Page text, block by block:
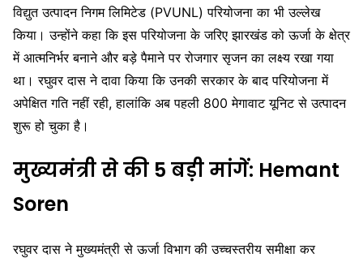
विद्युत उत्पादन निगम लिमिटेड (PVUNL) परियोजना का भी उल्लेख
किया। उन्होंने कहा कि इस परियोजना के जरिए झारखंड को ऊर्जा के क्षेत्र
में आत्मनिर्भर बनाने और बड़े पैमाने पर रोजगार सृजन का लक्ष्य रखा गया
था। रघुवर दास ने दावा किया कि उनकी सरकार के बाद परियोजना में
अपेक्षित गति नहीं रही, हालांकि अब पहली 800 मेगावाट यूनिट से उत्पादन
शुरू हो चुका है।
मुख्यमंत्री से की 5 बड़ी मांगें: Hemant
Soren
रघुवर दास ने मुख्यमंत्री से ऊर्जा विभाग की उच्चस्तरीय समीक्षा कर